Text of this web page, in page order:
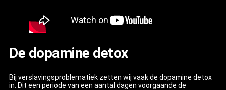
De dopamine detox
Bij verslavingsproblematiek zetten wij vaak de dopamine detox
in. Dit een periode van een aantal dagen voorgaande de